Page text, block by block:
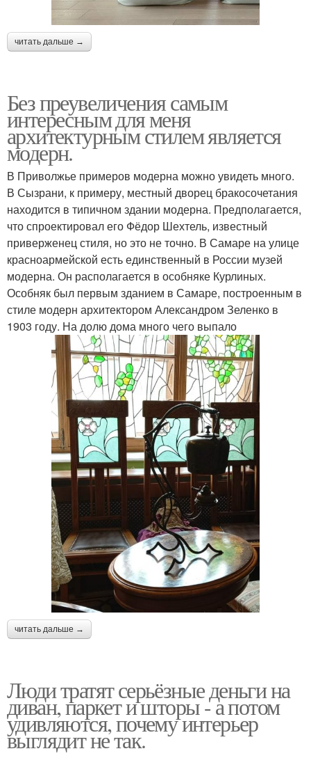
читать дальше →
Без преувеличения самым
интересным для меня
архитектурным стилем является
модерн.
В Приволжье примеров модерна можно увидеть много.
В Сызрани, к примеру, местный дворец бракосочетания
находится в типичном здании модерна. Предполагается,
что спроектировал его Фёдор Шехтель, известный
приверженец стиля, но это не точно. В Самаре на улице
красноармейской есть единственный в России музей
модерна. Он располагается в особняке Курлиных.
Особняк был первым зданием в Самаре, построенным в
стиле модерн архитектором Александром Зеленко в
1903 году. На долю дома много чего выпало
читать дальше →
Люди тратят серьёзные деньги на
диван, паркет и шторы - а потом
удивляются, почему интерьер
выглядит не так.